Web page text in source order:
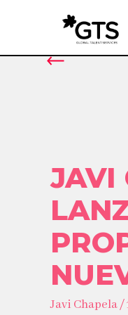
JAVI
Javi Chapela /